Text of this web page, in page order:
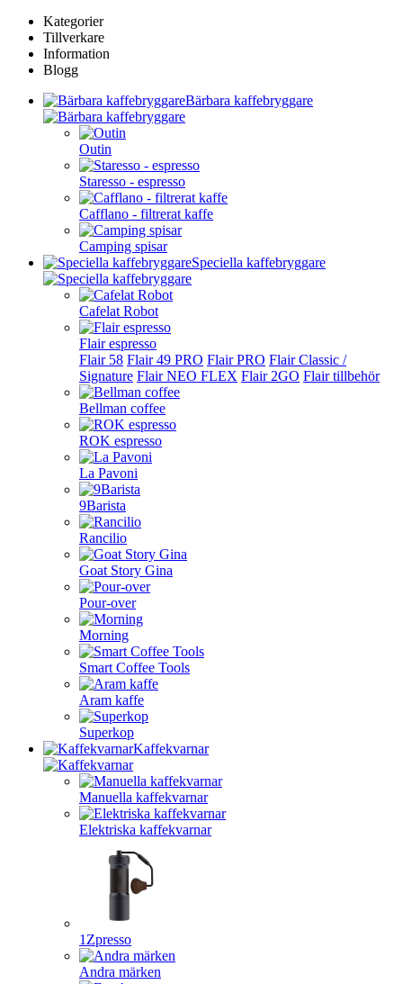
Kategorier
Tillverkare
Information
Blogg
Bärbara kaffebryggare
Outin
Staresso - espresso
Cafflano - filtrerat kaffe
Camping spisar
Speciella kaffebryggare
Cafelat Robot
Flair espresso
Flair 58 Flair 49 PRO Flair PRO Flair Classic /
Signature Flair NEO FLEX Flair 2GO Flair tillbehör
Bellman coffee
ROK espresso
La Pavoni
9Barista
Rancilio
Goat Story Gina
Pour-over
Morning
Smart Coffee Tools
Aram kaffe
Superkop
Kaffekvarnar
Manuella kaffekvarnar
Elektriska kaffekvarnar
1Zpresso
Andra märken